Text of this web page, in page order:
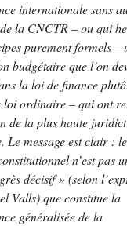
internationale sans
la CNCTR – ou qui
purement formels –
budgétaire que l’on
la loi de finance
loi ordinaire – qui ont
de la plus haute
Le message est clair : le
n’est pas
décisif» (selon
Valls) que constitue la
généralisée de la